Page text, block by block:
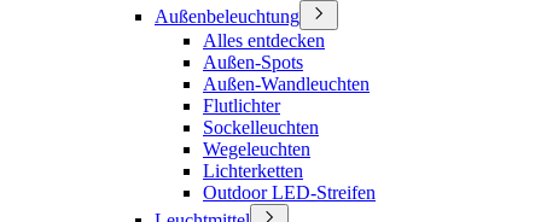
Außenbeleuchtung
Alles entdecken
Außen-Spots
Außen-Wandleuchten
Flutlichter
Sockelleuchten
Wegeleuchten
Lichterketten
Outdoor LED-Streifen